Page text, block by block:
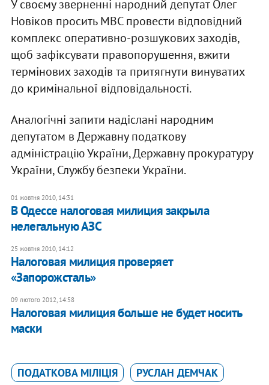
У своєму зверненні народний депутат Олег
Новіков просить МВС провести відповідний
комплекс оперативно-розшукових заходів,
щоб зафіксувати правопорушення, вжити
термінових заходів та притягнути винуватих
до кримінальної відповідальності.
Аналогічні запити надіслані народним
депутатом в Державну податкову
адміністрацію України, Державну прокуратуру
України, Службу безпеки України.
01 жовтня 2010, 14:31
В Одессе налоговая милиция закрыла
нелегальную АЗС
25 жовтня 2010, 14:12
Налоговая милиция проверяет
«Запорожсталь»
09 лютого 2012, 14:58
Налоговая милиция больше не будет носить
маски
ПОДАТКОВА МІЛІЦІЯ РУСЛАН ДЕМЧАК